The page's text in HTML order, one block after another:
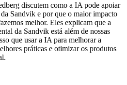
discutem como a IA pode apoiar
Sandvik e por que o maior impacto
melhor. Eles explicam que a
da Sandvik está além de nossas
que usar a IA para melhorar a
práticas e otimizar os produtos